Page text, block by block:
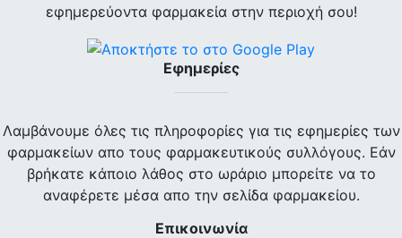
εφημερεύοντα φαρμακεία στην περιοχή σου!
Εφημερίες
Λαμβάνουμε όλες τις πληροφορίες για τις εφημερίες των
φαρμακείων απο τους φαρμακευτικούς συλλόγους. Εάν
βρήκατε κάποιο λάθος στο ωράριο μπορείτε να το
αναφέρετε μέσα απο την σελίδα φαρμακείου.
Επικοινωνία